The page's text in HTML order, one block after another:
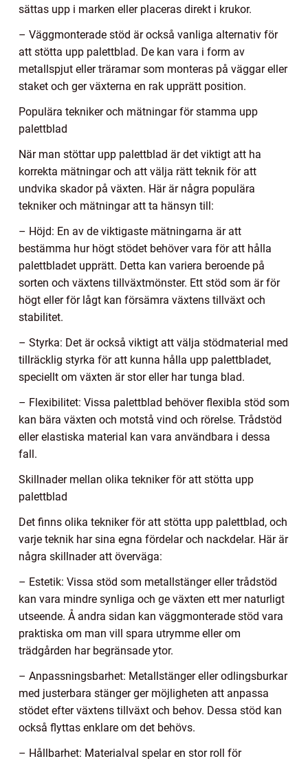
sättas upp i marken eller placeras direkt i krukor.
– Väggmonterade stöd är också vanliga alternativ för
att stötta upp palettblad. De kan vara i form av
metallspjut eller träramar som monteras på väggar eller
staket och ger växterna en rak upprätt position.
Populära tekniker och mätningar för stamma upp
palettblad
När man stöttar upp palettblad är det viktigt att ha
korrekta mätningar och att välja rätt teknik för att
undvika skador på växten. Här är några populära
tekniker och mätningar att ta hänsyn till:
– Höjd: En av de viktigaste mätningarna är att
bestämma hur högt stödet behöver vara för att hålla
palettbladet upprätt. Detta kan variera beroende på
sorten och växtens tillväxtmönster. Ett stöd som är för
högt eller för lågt kan försämra växtens tillväxt och
stabilitet.
– Styrka: Det är också viktigt att välja stödmaterial med
tillräcklig styrka för att kunna hålla upp palettbladet,
speciellt om växten är stor eller har tunga blad.
– Flexibilitet: Vissa palettblad behöver flexibla stöd som
kan bära växten och motstå vind och rörelse. Trådstöd
eller elastiska material kan vara användbara i dessa
fall.
Skillnader mellan olika tekniker för att stötta upp
palettblad
Det finns olika tekniker för att stötta upp palettblad, och
varje teknik har sina egna fördelar och nackdelar. Här är
några skillnader att överväga:
– Estetik: Vissa stöd som metallstänger eller trådstöd
kan vara mindre synliga och ge växten ett mer naturligt
utseende. Å andra sidan kan väggmonterade stöd vara
praktiska om man vill spara utrymme eller om
trädgården har begränsade ytor.
– Anpassningsbarhet: Metallstänger eller odlingsburkar
med justerbara stänger ger möjligheten att anpassa
stödet efter växtens tillväxt och behov. Dessa stöd kan
också flyttas enklare om det behövs.
– Hållbarhet: Materialval spelar en stor roll för